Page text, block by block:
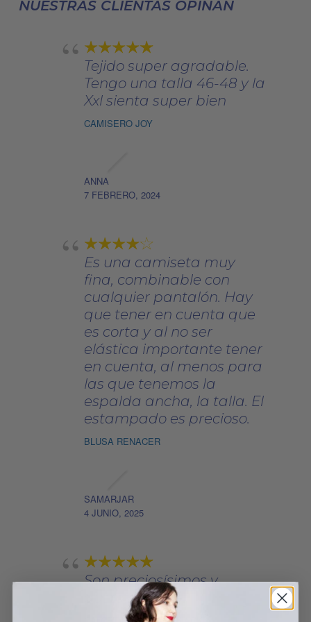
de
producto
NUESTRAS CLIENTAS OPINAN
Tejido super agradable.
Tengo una talla 46-48 y la
Xxl sienta super bien
CAMISERO JOY
ANNA
7 FEBRERO, 2024
Es una camiseta muy
fina, combinable con
cualquier pantalón. Hay
que tener en cuenta que
es corta y al no ser
elástica importante tener
en cuenta, al menos para
las que tenemos la
espalda ancha, la talla. El
estampado es precioso.
BLUSA RENACER
SAMARJAR
4 JUNIO, 2025
Son preciosísimos y
gustosos